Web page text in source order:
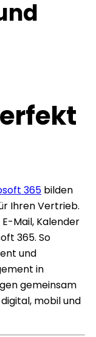
365 bilden
Ihren Vertrieb.
Mail, Kalender
365. So
und
in
gemeinsam
mobil und